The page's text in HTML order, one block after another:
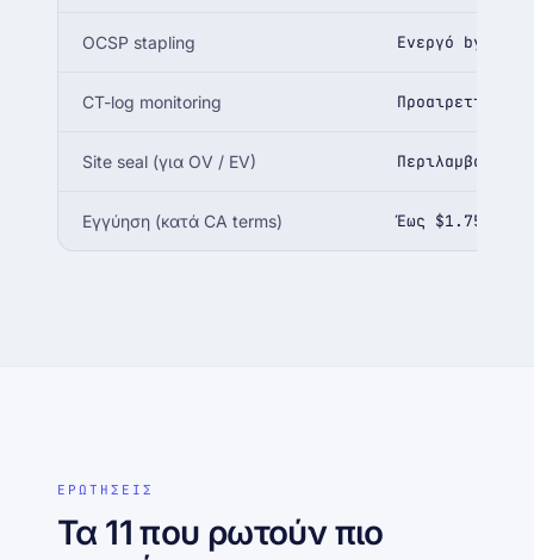
OCSP stapling Ενεργό by
CT-log monitoring Προαιρετικό
Site seal (για OV / EV) Περιλαμβάνεται
Εγγύηση (κατά CA terms) Έως $1.75M σε
ΕΡΩΤΗΣΕΙΣ
Τα 11 που ρωτούν πιο